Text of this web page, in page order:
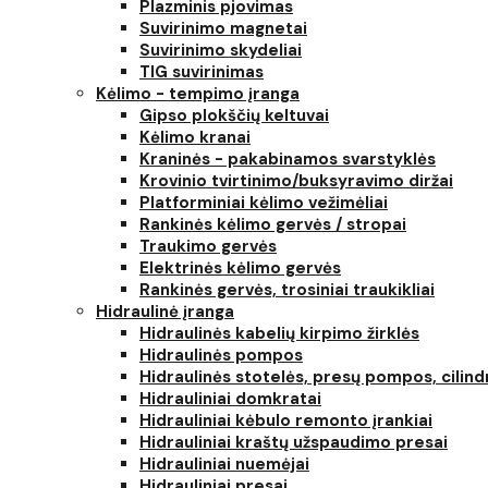
Plazminis pjovimas
Suvirinimo magnetai
Suvirinimo skydeliai
TIG suvirinimas
Kėlimo - tempimo įranga
Gipso plokščių keltuvai
Kėlimo kranai
Kraninės - pakabinamos svarstyklės
Krovinio tvirtinimo/buksyravimo diržai
Platforminiai kėlimo vežimėliai
Rankinės kėlimo gervės / stropai
Traukimo gervės
Elektrinės kėlimo gervės
Rankinės gervės, trosiniai traukikliai
Hidraulinė įranga
Hidraulinės kabelių kirpimo žirklės
Hidraulinės pompos
Hidraulinės stotelės, presų pompos,
Hidrauliniai domkratai
Hidrauliniai kėbulo remonto įrankiai
Hidrauliniai kraštų užspaudimo presai
Hidrauliniai nuemėjai